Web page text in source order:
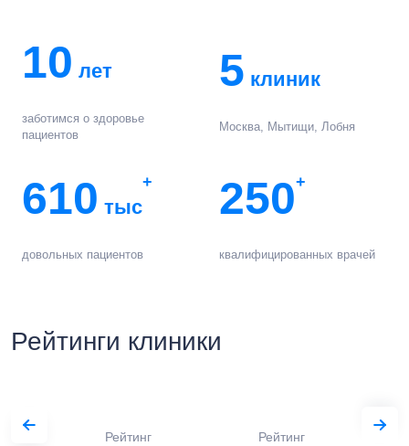
10 лет
заботимся о здоровье
пациентов
5 клиник
Москва, Мытищи, Лобня
610 тыс
+
довольных пациентов
250+
квалифицированных врачей
Рейтинги клиники
Рейтинг Рейтинг